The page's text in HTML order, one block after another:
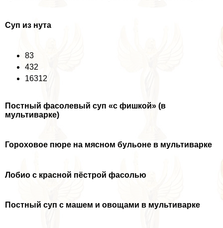
Суп из нута
83
432
16312
Постный фасолевый суп «с фишкой» (в
мультиварке)
Гороховое пюре на мясном бульоне в мультиварке
Лобио с красной пёстрой фасолью
Постный суп с машем и овощами в мультиварке